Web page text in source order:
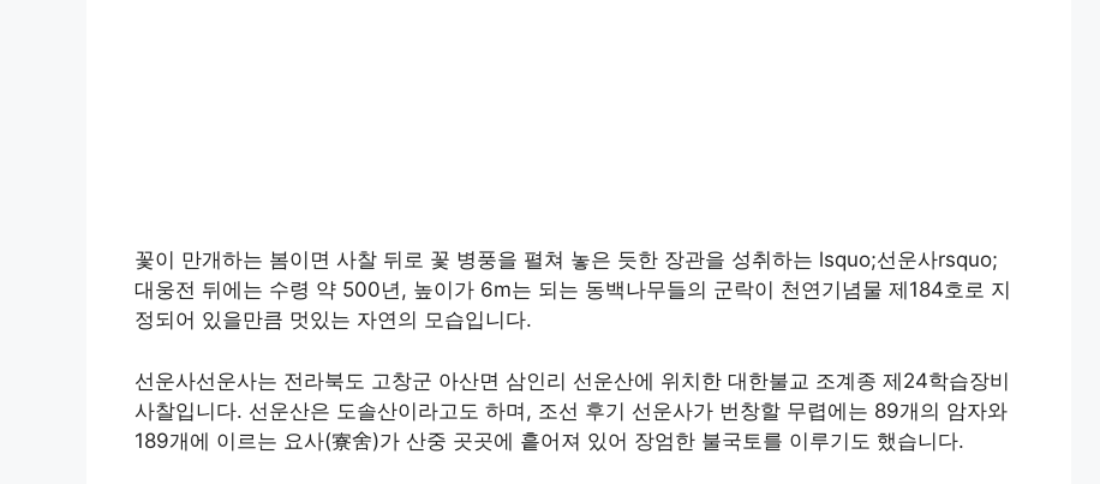
꽃이 만개하는 봄이면 사찰 뒤로 꽃 병풍을 펼쳐 놓은 듯한 장관을 성취하는 lsquo;선운사rsquo;
대웅전 뒤에는 수령 약 500년, 높이가 6m는 되는 동백나무들의 군락이 천연기념물 제184호로 지
정되어 있을만큼 멋있는 자연의 모습입니다.
선운사선운사는 전라북도 고창군 아산면 삼인리 선운산에 위치한 대한불교 조계종 제24학습장비
사찰입니다. 선운산은 도솔산이라고도 하며, 조선 후기 선운사가 번창할 무렵에는 89개의 암자와
189개에 이르는 요사(寮舍)가 산중 곳곳에 흩어져 있어 장엄한 불국토를 이루기도 했습니다.